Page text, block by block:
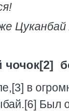
чочок[2]
в
Был